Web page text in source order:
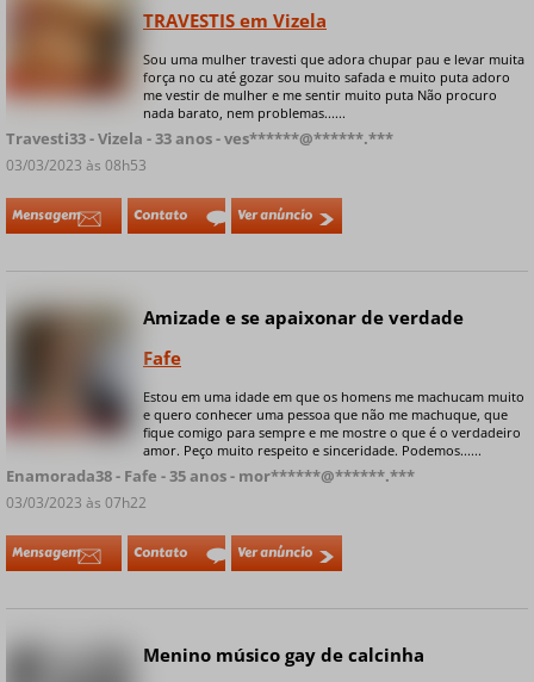
TRAVESTIS em Vizela
Sou uma mulher travesti que adora chupar pau e levar muita
força no cu até gozar sou muito safada e muito puta adoro
me vestir de mulher e me sentir muito puta Não procuro
nada barato, nem problemas......
Travesti33 - Vizela - 33 anos - ves******@******.***
03/03/2023 às 08h53
Mensagem Contato Ver anúncio
Amizade e se apaixonar de verdade
Fafe
Estou em uma idade em que os homens me machucam muito
e quero conhecer uma pessoa que não me machuque, que
fique comigo para sempre e me mostre o que é o verdadeiro
amor. Peço muito respeito e sinceridade. Podemos......
Enamorada38 - Fafe - 35 anos - mor******@******.***
03/03/2023 às 07h22
Mensagem Contato Ver anúncio
Menino músico gay de calcinha